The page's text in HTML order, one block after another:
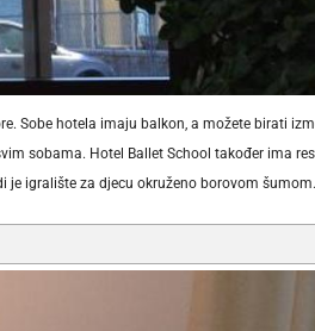
Sobe hotela imaju balkon, a možete birati
sobama. Hotel Ballet School također ima
je igralište za djecu okruženo borovom šumom.